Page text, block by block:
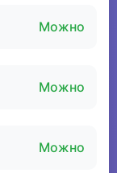
Можно
Можно
Можно